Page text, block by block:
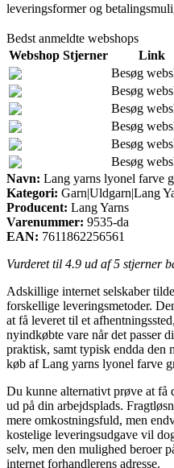
leveringsformer og
Bedst anmeldte webshops
Webshop Stjerner
Link
Besøg
Besøg
Besøg
Besøg
Besøg
Besøg
Navn: Lang yarns lyonel farve
Kategori: Garn|Uldgarn|Lang
Producent: Lang Yarns
Varenummer: 9535-da
EAN: 7611862256561
Vurderet til 4.9 ud af 5 stjerner
Adskillige internet selskaber
forskellige leveringsmetoder.
at få leveret til et
nyindkøbte vare når det passer
praktisk, samt typisk endda den
køb af Lang yarns lyonel farve
Du kunne alternativt prøve at få
ud på din arbejdsplads.
mere omkostningsfuld, men
kostelige leveringsudgave vil
selv, men den mulighed beroer
internet forhandlerens adresse.